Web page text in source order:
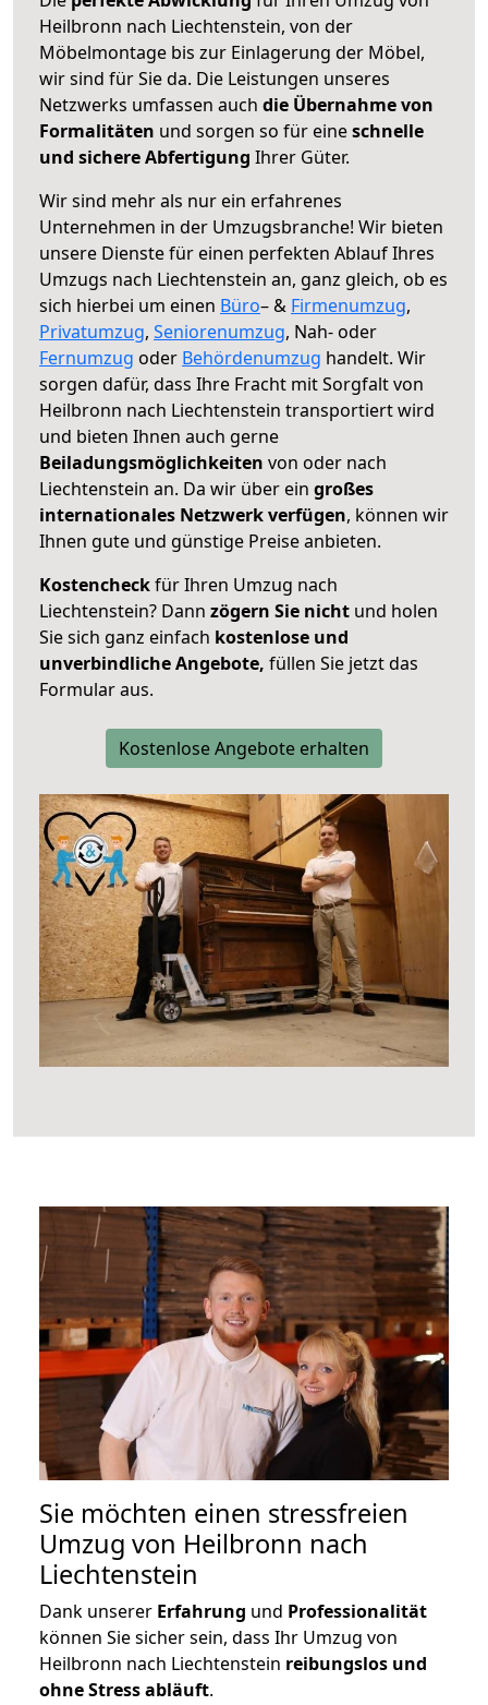
Heilbronn nach Liechtenstein, von der
Möbelmontage bis zur Einlagerung der Möbel,
wir sind für Sie da. Die Leistungen unseres
Netzwerks umfassen auch die Übernahme von
Formalitäten und sorgen so für eineschnelle
und sichere Abfertigung Ihrer Güter.
Wir sind mehr als nur ein erfahrenes
Unternehmen in der Umzugsbranche! Wir bieten
unsere Dienste für einen perfekten Ablauf Ihres
Umzugs nach Liechtenstein an, ganz gleich, ob es
sich hierbei um einen Büro– & Firmenumzug,
Privatumzug, Seniorenumzug, Nah- oder
Fernumzug oder Behördenumzug handelt. Wir
sorgen dafür, dass Ihre Fracht mit Sorgfalt von
Heilbronn nach Liechtenstein transportiert wird
und bieten Ihnen auch gerne
Beiladungsmöglichkeiten von oder nach
Liechtenstein an. Da wir über ein großes
internationales Netzwerk verfügen, können wir
Ihnen gute und günstige Preise anbieten.
Kostencheckfür Ihren Umzug nach
Liechtenstein? Dann zögern Sie nicht und holen
Sie sich ganz einfach kostenlose und
unverbindliche Angebote, füllen Sie jetzt das
Formular aus.
Kostenlose Angebote erhalten
Sie möchten einen stressfreien
Umzug von Heilbronn nach
Liechtenstein
Dank unserer Erfahrung und Professionalität
können Sie sicher sein, dass Ihr Umzug von
Heilbronn nach Liechtenstein reibungslos und
ohne Stress abläuft.